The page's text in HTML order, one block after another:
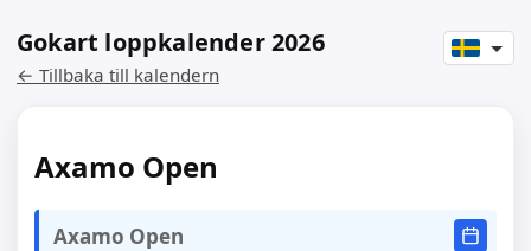
Gokart loppkalender 2026
← Tillbaka till kalendern
Axamo Open
Axamo Open